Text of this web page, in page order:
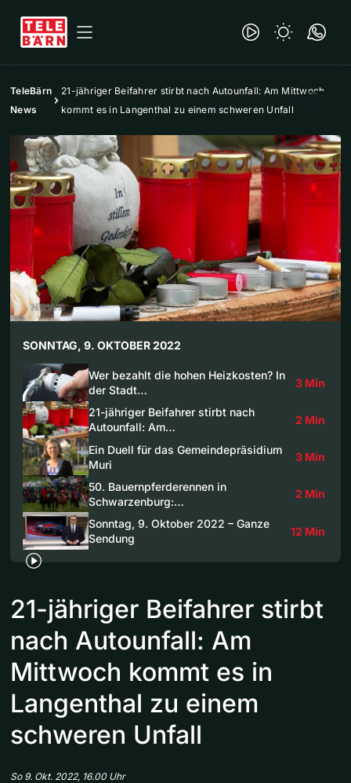
TeleBärn
News
21-jähriger Beifahrer stirbt nach Autounfall: Am Mittwoch
kommt es in Langenthal zu einem schweren Unfall
SONNTAG, 9. OKTOBER 2022
Wer bezahlt die hohen Heizkosten? In
der Stadt…
3 Min
21-jähriger Beifahrer stirbt nach
Autounfall: Am…
2 Min
Ein Duell für das Gemeindepräsidium
Muri
3 Min
50. Bauernpferderennen in
Schwarzenburg:…
2 Min
Sonntag, 9. Oktober 2022 – Ganze
Sendung
12 Min
21-jähriger Beifahrer stirbt
nach Autounfall: Am
Mittwoch kommt es in
Langenthal zu einem
schweren Unfall
So 9. Okt. 2022, 16.00 Uhr